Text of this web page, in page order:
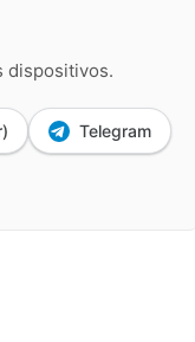
dispositivos.
Telegram